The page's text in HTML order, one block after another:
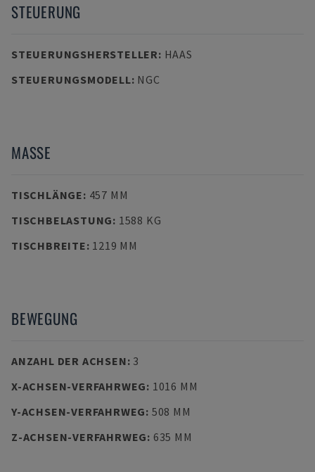
STEUERUNG
STEUERUNGSHERSTELLER: HAAS
STEUERUNGSMODELL: NGC
MASSE
TISCHLÄNGE: 457 MM
TISCHBELASTUNG: 1588 KG
TISCHBREITE: 1219 MM
BEWEGUNG
ANZAHL DER ACHSEN: 3
X-ACHSEN-VERFAHRWEG: 1016 MM
Y-ACHSEN-VERFAHRWEG: 508 MM
Z-ACHSEN-VERFAHRWEG: 635 MM